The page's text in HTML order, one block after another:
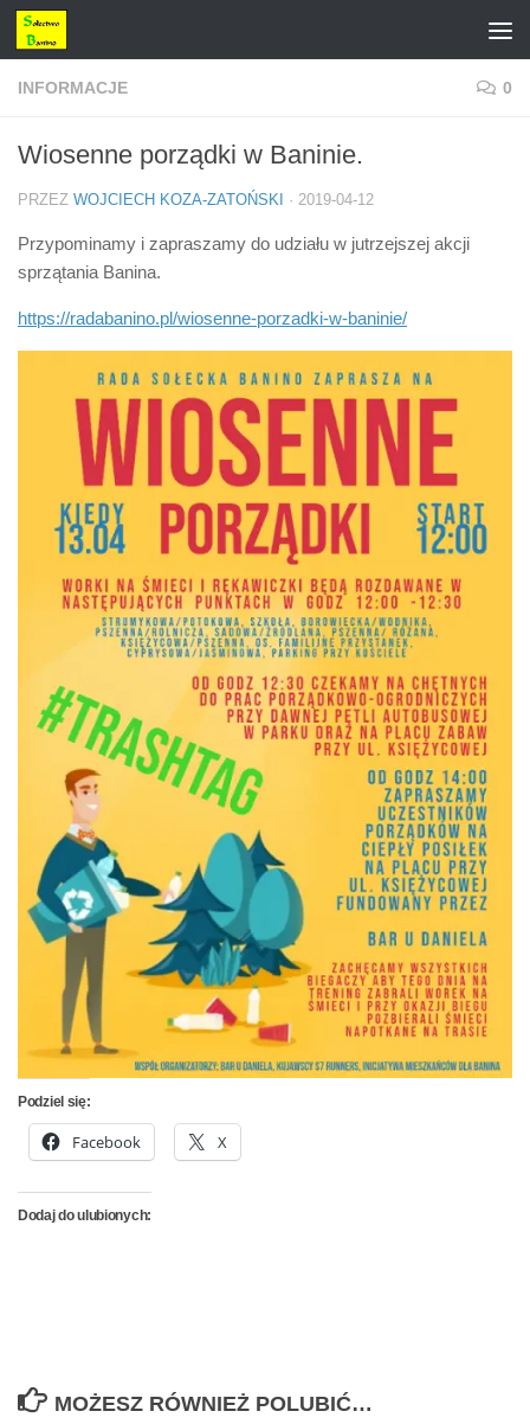
Przejdź do treści
INFORMACJE 0
Wiosenne porządki w Baninie.
PRZEZ WOJCIECH KOZA-ZATOŃSKI · 2019-04-12
Przypominamy i zapraszamy do udziału w jutrzejszej akcji
sprzątania Banina.
https://radabanino.pl/wiosenne-porzadki-w-baninie/
Podziel się:
Facebook X
Dodaj do ulubionych:
MOŻESZ RÓWNIEŻ POLUBIĆ…